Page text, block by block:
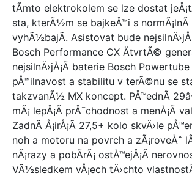
tÃ­mto elektrokolem se lze dostat
sta, kterÃ½m se bajkeÅ™i s normÃ¡lnÃ­
vyhÃ½bajÃ­. Asistovat bude
Bosch Performance CX ÄtvrtÃ©
nejsilnÄ›jÅ¡Ã­ baterie Bosch
pÅ™ilnavost a stabilitu v terÃ©nu se
takzvanÃ½ MX koncept. PÅ™ednÃ­
mÃ¡ lepÅ¡Ã­ prÅ¯chodnost a menÅ¡Ã­
ZadnÃ­ Å¡irÅ¡Ã­ 27,5+ kolo skvÄ›le
noh a motoru na povrch a zÃ¡roveÅˆ
nÃ¡razy a pobÃ­rÃ¡ ostÅ™ejÅ¡Ã­
VÃ½sledkem vÅ¡ech tÄ›chto